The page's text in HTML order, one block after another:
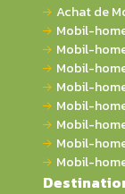
Achat de
Mobil-
Mobil-
Mobil-
Mobil-
Mobil-
Mobil-
Mobil-
Mobil-